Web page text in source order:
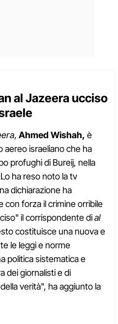
al Jazeera ucciso
, Ahmed Wishah, è
israeliano che ha
profughi di Bureij, nella
ha reso noto la tv
dichiarazione ha
forza il crimine orribile
il corrispondente dial
costituisce una nuova e
le leggi e norme
politica sistematica e
dei giornalisti e di
verità", ha aggiunto la